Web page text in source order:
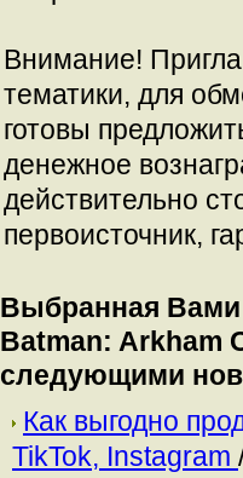
Внимание!
тематики, для
готовы
денежное
действительно
первоисточник,
Выбранная Вами
Batman: Arkham
следующими
Как выгодно
TikTok, Instagram